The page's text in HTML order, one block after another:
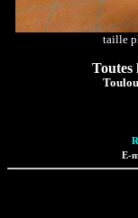
taille
Toutes
E-